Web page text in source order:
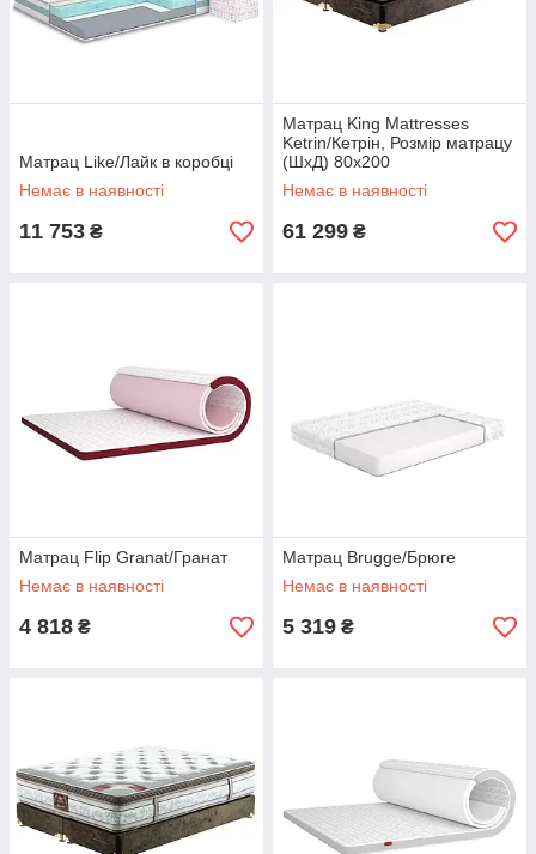
Матрац Like/Лайк в коробці
Немає в наявності
11 753 ₴
Матрац King Mattresses
Ketrin/Кетрін, Розмір матрацу
(ШхД) 80x200
Немає в наявності
61 299 ₴
Матрац Flip Granat/Гранат
Немає в наявності
4 818 ₴
Матрац Brugge/Брюге
Немає в наявності
5 319 ₴